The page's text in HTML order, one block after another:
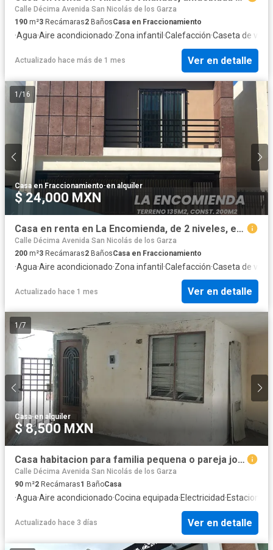
Calle Décima Avenida San Nicolás de los Garza
190 m²3 Recámaras2 BañosCasa en Fraccionamiento
·Agua·Aire acondicionado·Zona infantil ·Calefacción·Caseta de
Actualizado hace más de 1 mes Ver en detalle
1 /16
Casa en Fraccionamiento·en alquiler
$ 24,000 MXN
Casa en renta en La Encomienda, de 2 niveles, equipada.
Calle Décima Avenida San Nicolás de los Garza
200 m²3 Recámaras2 BañosCasa en Fraccionamiento
·Agua·Aire acondicionado·Zona infantil ·Calefacción·Caseta de
Actualizado hace 1 mes Ver en detalle
1/7
Casa·en alquiler
$ 8,500 MXN
Casa habitacion para familia pequena o pareja joven
Calle Décima Avenida San Nicolás de los Garza
90 m²2 Recámaras1 BañoCasa
·Agua·Aire acondicionado·Cocina equipada·Electricidad·
Actualizado hace 3 días Ver en detalle